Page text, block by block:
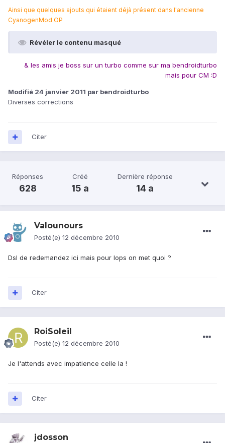
Ainsi que quelques ajouts qui étaient déjà présent dans l'ancienne
CyanogenMod OP
Révéler le contenu masqué
& les amis je boss sur un turbo comme sur ma bendroidturbo
mais pour CM :D
Modifié 24 janvier 2011 par bendroidturbo
Diverses corrections
Citer
Réponses
628
Créé
15 a
Dernière réponse
14 a
Valounours
Posté(e) 12 décembre 2010
Dsl de redemandez ici mais pour lops on met quoi ?
Citer
RoiSoleil
Posté(e) 12 décembre 2010
Je l'attends avec impatience celle la !
Citer
jdosson